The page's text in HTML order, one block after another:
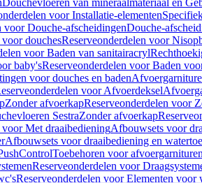
Douchevloeren van mineraalmateriaal en
voor Installatie-elementen
voor Douche-afscheidingenDouche-
douchesReserveonderdelen voor
voor Baden van sanitairacryl
baby'sReserveonderdelen voor Baden
voor douches en baden
voor Afvoerdeksel
Zonder afvoerkapReserveonderdelen voor
SestraZonder afvoerkap
voor Met draaibedieningAfbouwsets voor
Afbouwsets voor draaibediening en
Toebehoren voor
Reserveonderdelen voor
Reserveonderdelen voor Elementen voor